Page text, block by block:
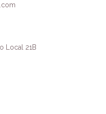
Local 21B